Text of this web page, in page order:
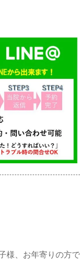
様、お年寄りの方で